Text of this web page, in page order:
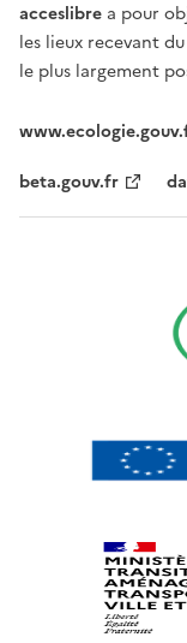
acceslibre a pour
les lieux recevant
le plus largement
beta.gouv.fr